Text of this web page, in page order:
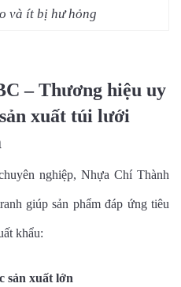
và ít bị hư hỏng
– Thương hiệu uy
xuất túi lưới
nghiệp, Nhựa Chí Thành
giúp sản phẩm đáp ứng tiêu
khẩu:
sản xuất lớn